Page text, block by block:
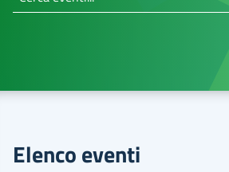
Elenco eventi